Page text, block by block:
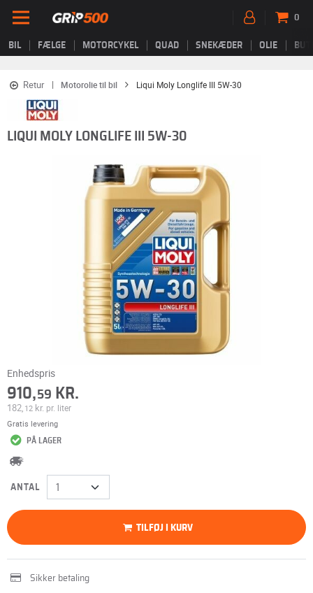
BIL FÆLGE MOTORCYKEL QUAD SNEKÆDER OLIE
0
Retur Motorolie til bil Liqui Moly Longlife III 5W-30
LIQUI MOLY LONGLIFE III 5W-30
Enhedspris
910,59 KR.
182, 12 kr. pr. liter
Gratis levering
PÅ LAGER
ANTAL
TILFØJ I KURV
Sikker betaling